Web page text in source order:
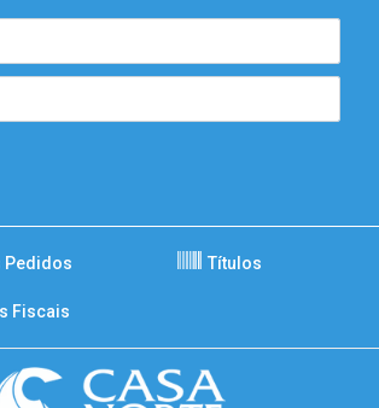
Pedidos Títulos
Fiscais